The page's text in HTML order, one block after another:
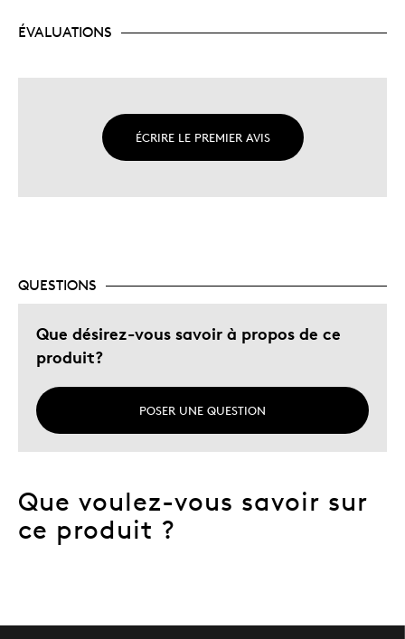
ÉVALUATIONS
ÉCRIRE LE PREMIER AVIS
QUESTIONS
Que désirez-vous savoir à propos de ce
produit?
POSER UNE QUESTION
Que voulez-vous savoir sur
ce produit ?